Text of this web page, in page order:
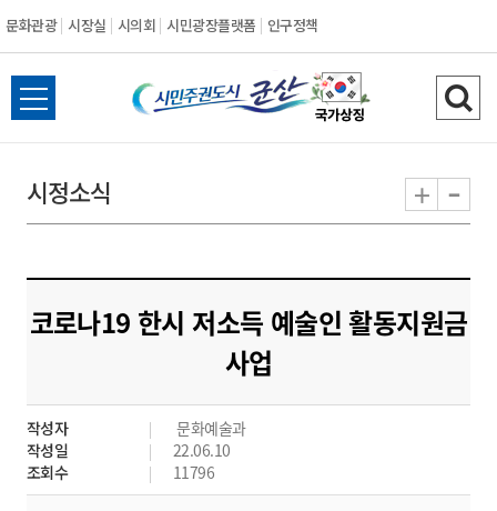
문화관광 시장실 시의회 시민광장플랫폼 인구정책
시
민
도
시
군
산
전
체
뉴
열
검
색
기
시정소식 + -
코로나19 한시 저소득 예술인 활동지원금
사업
작성자
문화예술과
작성일
22.06.10
조회수
11796